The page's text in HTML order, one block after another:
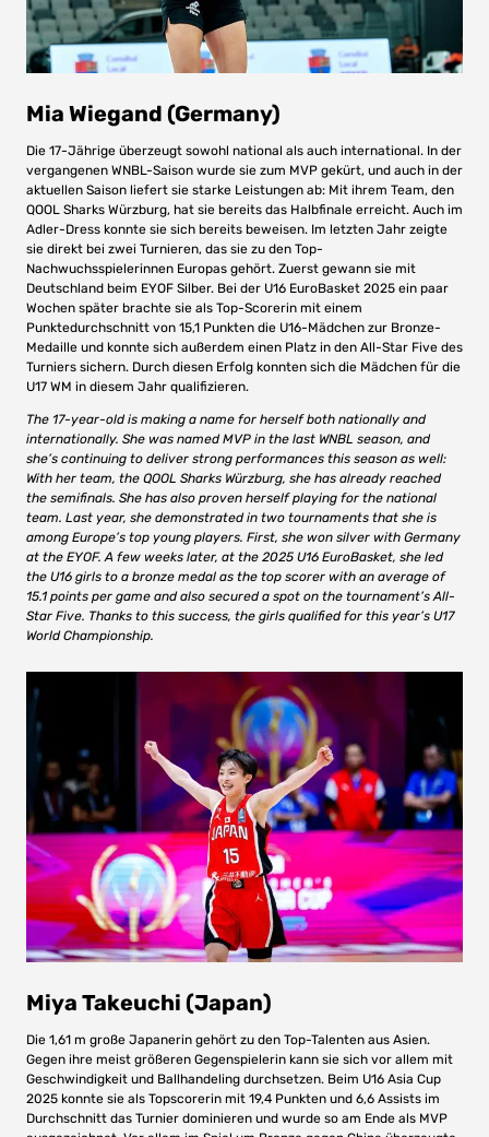
Mia Wiegand (Germany)
Die 17-Jährige überzeugt sowohl national als auch international. In der
vergangenen WNBL-Saison wurde sie zum MVP gekürt, und auch in der
aktuellen Saison liefert sie starke Leistungen ab: Mit ihrem Team, den
QOOL Sharks Würzburg, hat sie bereits das Halbfinale erreicht. Auch im
Adler-Dress konnte sie sich bereits beweisen. Im letzten Jahr zeigte
sie direkt bei zwei Turnieren, das sie zu den Top-
Nachwuchsspielerinnen Europas gehört. Zuerst gewann sie mit
Deutschland beim EYOF Silber. Bei der U16 EuroBasket 2025 ein paar
Wochen später brachte sie als Top-Scorerin mit einem
Punktedurchschnitt von 15,1 Punkten die U16-Mädchen zur Bronze-
Medaille und konnte sich außerdem einen Platz in den All-Star Five des
Turniers sichern. Durch diesen Erfolg konnten sich die Mädchen für die
U17 WM in diesem Jahr qualifizieren.
The 17-year-old is making a name for herself both nationally and
internationally. She was named MVP in the last WNBL season, and
she’s continuing to deliver strong performances this season as well:
With her team, the QOOL Sharks Würzburg, she has already reached
the semifinals. She has also proven herself playing for the national
team. Last year, she demonstrated in two tournaments that she is
among Europe’s top young players. First, she won silver with Germany
at the EYOF. A few weeks later, at the 2025 U16 EuroBasket, she led
the U16 girls to a bronze medal as the top scorer with an average of
15.1 points per game and also secured a spot on the tournament’s All-
Star Five. Thanks to this success, the girls qualified for this year’s U17
World Championship.
Miya Takeuchi (Japan)
Die 1,61 m große Japanerin gehört zu den Top-Talenten aus Asien.
Gegen ihre meist größeren Gegenspielerin kann sie sich vor allem mit
Geschwindigkeit und Ballhandeling durchsetzen. Beim U16 Asia Cup
2025 konnte sie als Topscorerin mit 19,4 Punkten und 6,6 Assists im
Durchschnitt das Turnier dominieren und wurde so am Ende als MVP